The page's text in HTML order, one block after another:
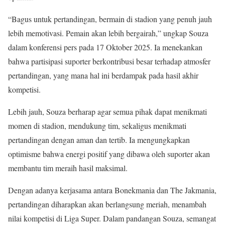
“Bagus untuk pertandingan, bermain di stadion yang penuh jauh
lebih memotivasi. Pemain akan lebih bergairah,” ungkap Souza
dalam konferensi pers pada 17 Oktober 2025. Ia menekankan
bahwa partisipasi suporter berkontribusi besar terhadap atmosfer
pertandingan, yang mana hal ini berdampak pada hasil akhir
kompetisi.
Lebih jauh, Souza berharap agar semua pihak dapat menikmati
momen di stadion, mendukung tim, sekaligus menikmati
pertandingan dengan aman dan tertib. Ia mengungkapkan
optimisme bahwa energi positif yang dibawa oleh suporter akan
membantu tim meraih hasil maksimal.
Dengan adanya kerjasama antara Bonekmania dan The Jakmania,
pertandingan diharapkan akan berlangsung meriah, menambah
nilai kompetisi di Liga Super. Dalam pandangan Souza, semangat